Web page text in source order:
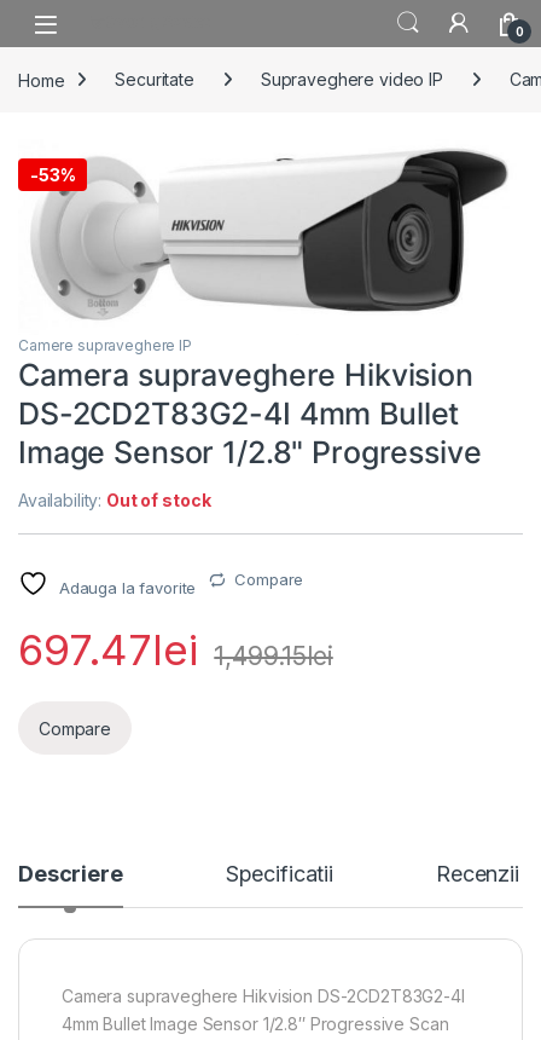
Skip to navigation
Skip to content
0
Home Securitate Supraveghere video IP
-53%
Camere supraveghere IP
Camera supraveghere Hikvision
DS-2CD2T83G2-4I 4mm Bullet
Image Sensor 1/2.8" Progressive
Availability: Out of stock
Adauga la favorite Compare
697.47lei 1,499.15lei
Compare
Descriere Specificatii Recenzii
Camera supraveghere Hikvision DS-2CD2T83G2-4I
4mm Bullet Image Sensor 1/2.8″ Progressive Scan